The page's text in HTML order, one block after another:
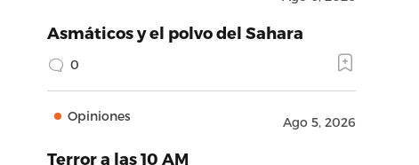
Asmáticos y el polvo del Sahara
0
Opiniones Ago 5, 2026
Terror a las 10 AM